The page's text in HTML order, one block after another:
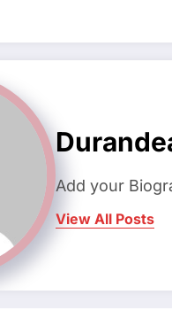
Add your
View All Posts